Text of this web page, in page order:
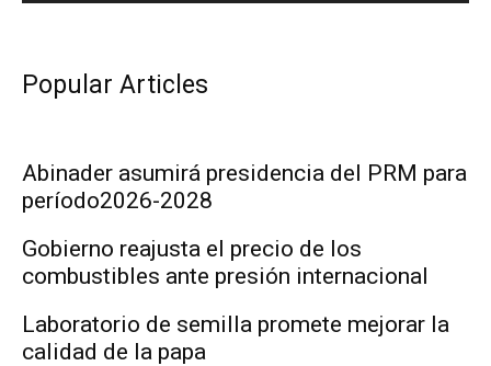
Popular Articles
Abinader asumirá presidencia del PRM para
período2026-2028
Gobierno reajusta el precio de los
combustibles ante presión internacional
Laboratorio de semilla promete mejorar la
calidad de la papa